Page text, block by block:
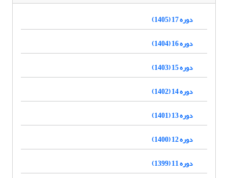
دوره 17 (1405)
دوره 16 (1404)
دوره 15 (1403)
دوره 14 (1402)
دوره 13 (1401)
دوره 12 (1400)
دوره 11 (1399)